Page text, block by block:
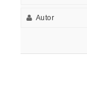
Autor